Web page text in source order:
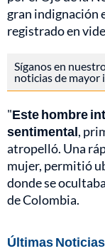
gran indignación
registrado en
Síganos en
noticias de mayor
"Este hombre
sentimental,
atropelló. Una
mujer, permitió
donde se
de Colombia.
Últimas Noticias